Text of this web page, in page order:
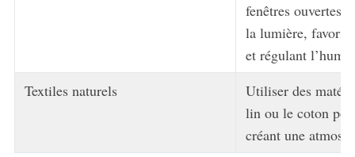
fenêtres ouvertes
la lumière,
et régulant
Textiles naturels
Utiliser des
lin ou le coton
créant une